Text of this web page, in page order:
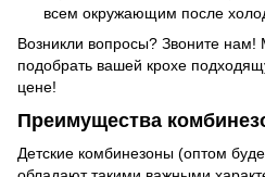
всем окружающим после
Возникли вопросы? Звоните
подобрать вашей крохе
цене!
Преимущества
Детские комбинезоны (оптом